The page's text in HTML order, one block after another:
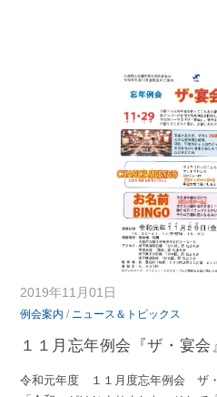
2019年11月01日
例会案内 / ニュース＆トピックス
１１月忘年例会『ザ・宴会
令和元年度 １１月度忘年例会 ザ